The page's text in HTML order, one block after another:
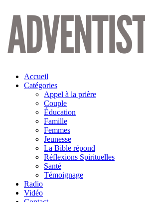
Aller
contenu
Accueil
Catégories
Appel à la prière
Couple
Éducation
Famille
Femmes
Jeunesse
La Bible répond
Réflexions Spirituelles
Santé
Témoignage
Radio
Vidéo